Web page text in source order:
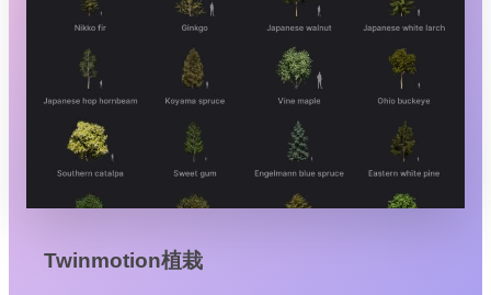
Twinmotion植栽